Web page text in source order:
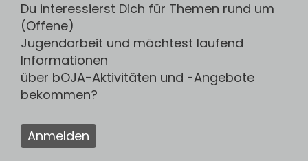
Du interessierst Dich für Themen rund um
(Offene)
Jugendarbeit und möchtest laufend
Informationen
über bOJA-Aktivitäten und -Angebote
bekommen?
Anmelden